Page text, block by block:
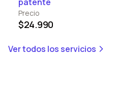
Precio
$24.990
Ver todos los servicios